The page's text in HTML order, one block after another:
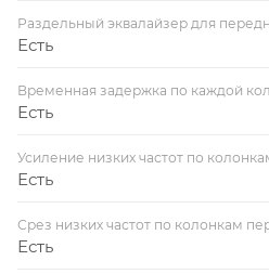
Раздельный эквалайзер для
Есть
Временная задержка по каждой
Есть
Усиление низких частот по
Есть
Срез низких частот по колонкам
Есть